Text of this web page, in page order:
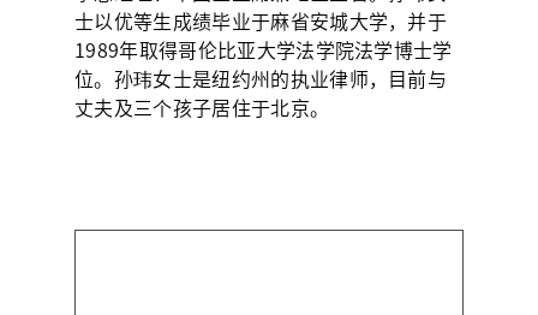
士以优等生成绩毕业于麻省安城大学，并于
1989年取得哥伦比亚大学法学院法学博士学
位。孙玮女士是纽约州的执业律师，目前与
丈夫及三个孩子居住于北京。